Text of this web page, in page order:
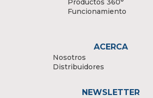
Productos 360°
Funcionamiento
ACERCA
Nosotros
Distribuidores
NEWSLETTER